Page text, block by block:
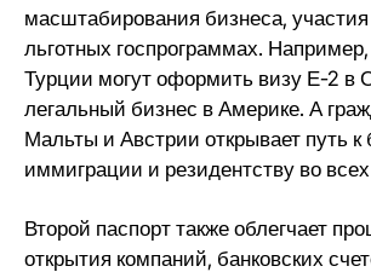
масштабирования бизнеса, участия
льготных госпрограммах.
Турции могут оформить визу Е-2 в
легальный бизнес в Америке. А
Мальты и Австрии открывает путь к
иммиграции и резидентству во
Второй паспорт также облегчает
открытия компаний, банковских